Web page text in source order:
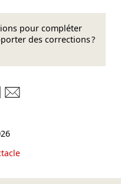
pour compléter
des corrections ?
LinkedIn
sur Mastodon
sur Bluesky
Partager sur Facebook